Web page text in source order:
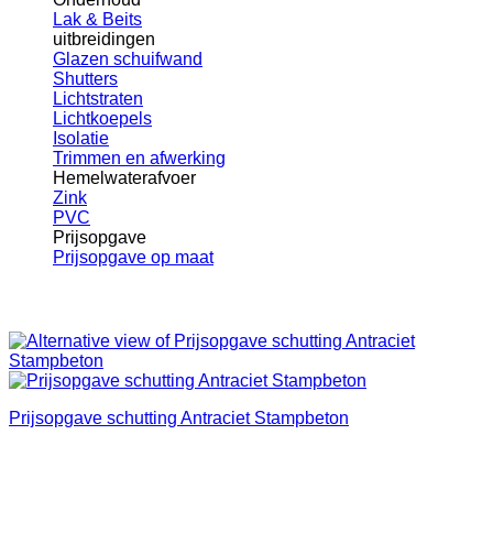
Lak & Beits
uitbreidingen
Glazen schuifwand
Shutters
Lichtstraten
Lichtkoepels
Isolatie
Trimmen en afwerking
Hemelwaterafvoer
Zink
PVC
Prijsopgave
Prijsopgave op maat
Prijsopgave schutting Antraciet Stampbeton